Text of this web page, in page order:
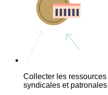
Collecter les
syndicales et patronales